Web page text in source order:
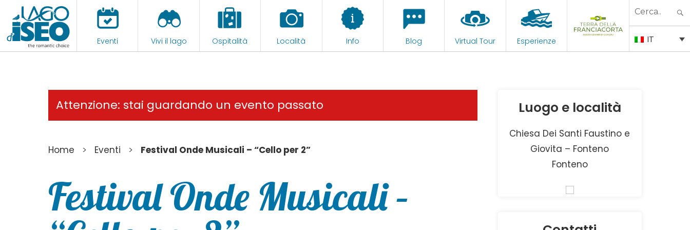
Eventi Vivi il lago Ospitalità Località Info Blog Virtual Tour Esperienze
Search
IT
Attenzione: stai guardando un evento passato
Home > Eventi > Festival Onde Musicali – “Cello per 2”
Festival Onde Musicali –
Luogo e località
Chiesa Dei Santi Faustino e
Giovita – Fonteno
Fonteno